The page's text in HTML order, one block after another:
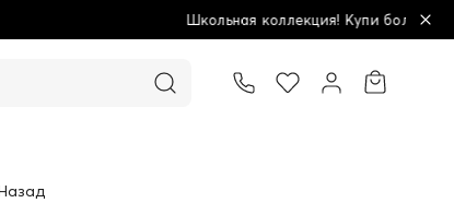
коллекция! Купи больше - плати меньше!
Товар добавлен в корзину